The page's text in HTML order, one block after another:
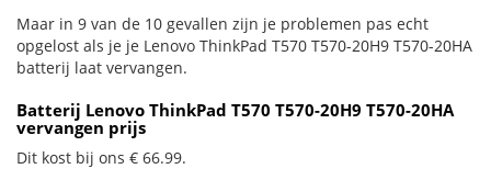
Maar in 9 van de 10 gevallen zijn je problemen pas echt
opgelost als je je Lenovo ThinkPad T570 T570-20H9 T570-20HA
batterij laat vervangen.
Batterij Lenovo ThinkPad T570 T570-20H9 T570-20HA
vervangen prijs
Dit kost bij ons € 66.99.